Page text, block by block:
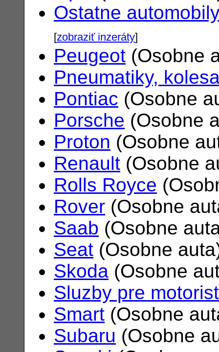
Ostatne
[zobraziť inzeráty]
Peugeot (Osobne
Pneumatiky,
Pontiac (Osobne
Porsche (Osobne
Proton (Osobne
Renault (Osobne
Rolls Royce
Rover (Osobne
Saab (Osobne
Seat (Osobne
Skoda (Osobne
Sluzby pre
Smart (Osobne
Subaru (Osobne